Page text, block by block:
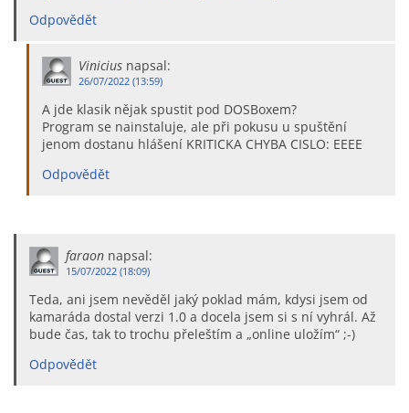
Odpovědět
Vinicius napsal:
26/07/2022 (13:59)
A jde klasik nějak spustit pod DOSBoxem?
Program se nainstaluje, ale při pokusu u spuštění
jenom dostanu hlášení KRITICKA CHYBA CISLO: EEEE
Odpovědět
faraon napsal:
15/07/2022 (18:09)
Teda, ani jsem nevěděl jaký poklad mám, kdysi jsem od
kamaráda dostal verzi 1.0 a docela jsem si s ní vyhrál. Až
bude čas, tak to trochu přeleštím a „online uložím“ ;-)
Odpovědět